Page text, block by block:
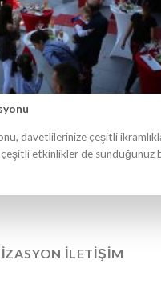
davetlilerinize çeşitli
etkinlikler de sunduğunuz
İLETIŞIM